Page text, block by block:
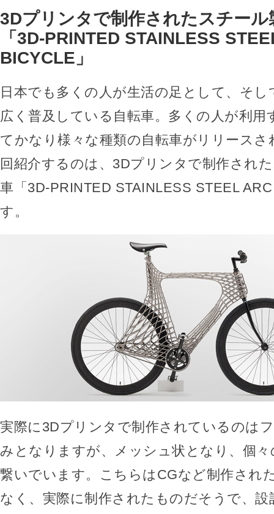
3Dプリンタで制作されたスチール
「3D-PRINTED STAINLESS
BICYCLE」
日本でも多くの人が生活の足として、そ
広く普及している自転車。多くの人が利用
てかなり様々な種類の自転車がリリース
回紹介するのは、3Dプリンタで制作され
車「3D-PRINTED STAINLESS STEEL
す。
実際に3Dプリンタで制作されているのは
みとなりますが、メッシュ状となり、個
繋いでいます。こちらはCGなど制作され
なく、実際に制作されたものだそうで、設